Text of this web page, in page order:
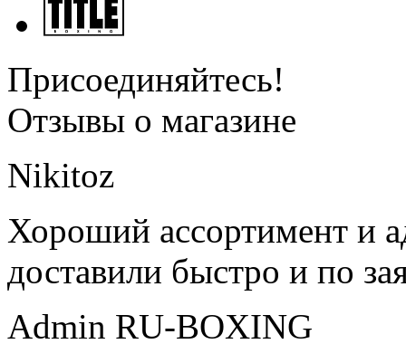
Присоединяйтесь!
Отзывы о магазине
Nikitoz
Хороший ассортимент и
доставили быстро и по
Admin RU-BOXING